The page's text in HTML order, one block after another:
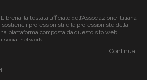
la testata ufficiale dell’Associazione Italiana
sostiene i professionisti e le professioniste della
piattaforma composta da questo sito web,
social network.
Continua...